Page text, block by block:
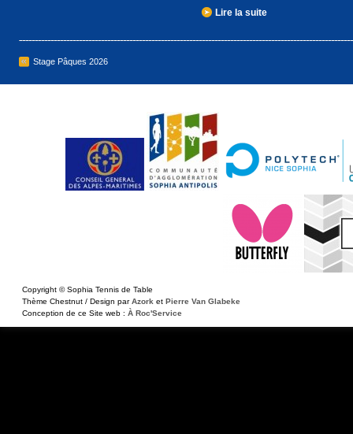
Lire la suite
Stage Pâques 2026
Copyright © Sophia Tennis de Table
Thème Chestnut / Design parAzork et Pierre Van Glabeke
Conception de ce Site web : À Roc'Service